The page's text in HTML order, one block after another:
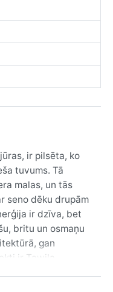
ir pilsēta, ko
tuvums. Tā
malas, un tās
seno dēku drupām
ir dzīva, bet
britu un osmaņu
gan
ir Tawila